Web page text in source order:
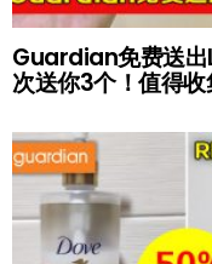
Guardian免费送出
次送你3个！值得收